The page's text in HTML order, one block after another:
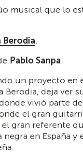
musical que lo
Berodia.
Pablo Sanpa.
un proyecto en
deja ver
vivió parte
el gran
el gran referente
en España y